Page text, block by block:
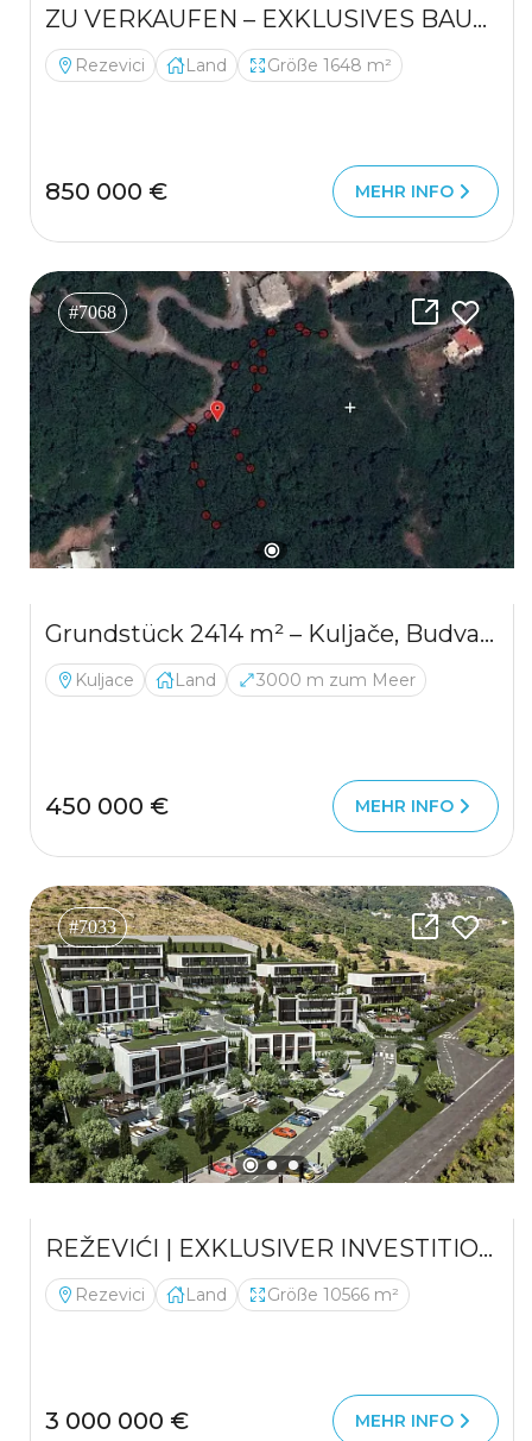
ZU VERKAUFEN – EXKLUSIVES BAUGRUNDSTÜCK IN REŽEVIĆI, MONTENEGRO
Rezevici Land Größe 1648 m²
850 000 € MEHR INFO
#7068
Grundstück 2414 m² – Kuljače, Budva | UTU für 4 touristische Gebäude
Kuljace Land 3000 m zum Meer
450 000 € MEHR INFO
#7033
REŽEVIĆI | EXKLUSIVER INVESTITIONSSTANDORT MIT PANORAMABLICK AUF DAS MEER
Rezevici Land Größe 10566 m²
3 000 000 € MEHR INFO